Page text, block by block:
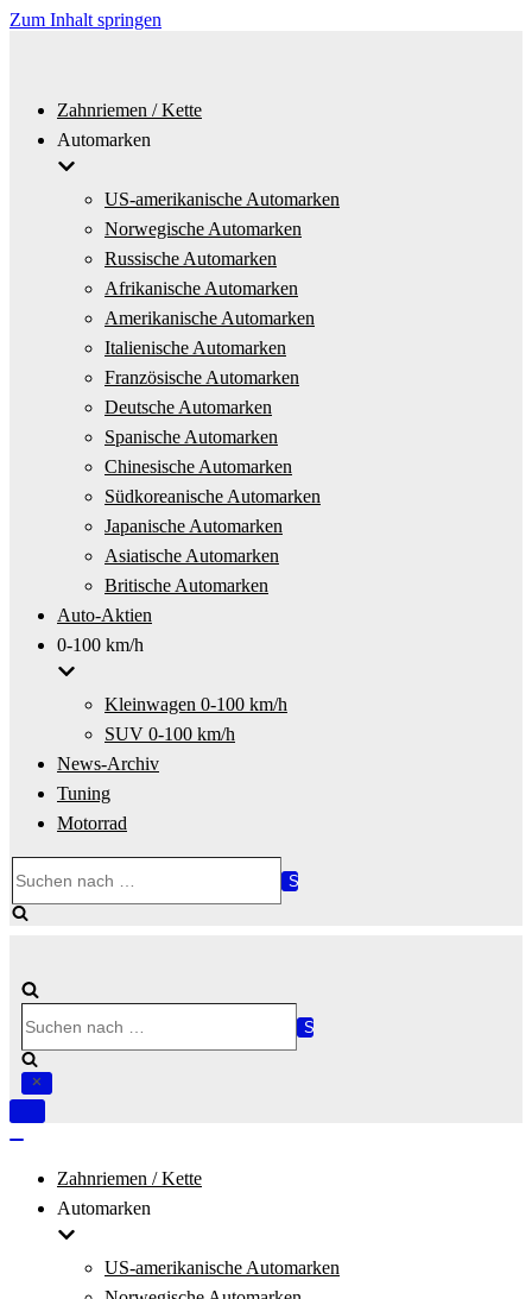
Zum Inhalt springen
Zahnriemen / Kette
Automarken
US-amerikanische Automarken
Norwegische Automarken
Russische Automarken
Afrikanische Automarken
Amerikanische Automarken
Italienische Automarken
Französische Automarken
Deutsche Automarken
Spanische Automarken
Chinesische Automarken
Südkoreanische Automarken
Japanische Automarken
Asiatische Automarken
Britische Automarken
Auto-Aktien
0-100 km/h
Kleinwagen 0-100 km/h
SUV 0-100 km/h
News-Archiv
Tuning
Motorrad
nach …
nach …
Navigation
Zahnriemen / Kette
Automarken
US-amerikanische Automarken